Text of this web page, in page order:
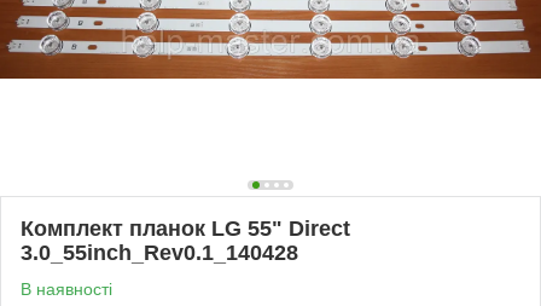
Комплект планок LG 55" Direct
3.0_55inch_Rev0.1_140428
В наявності